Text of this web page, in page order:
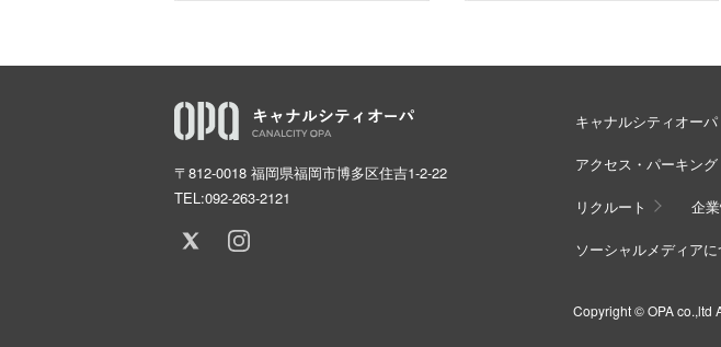
〒812-0018 福岡県福岡市博多区住吉1-2-22
TEL:092-263-2121
キャナルシティオー
アクセス・パーキング
リクルート 企
ソーシャルメディア
Copyright © OPA co.,ltd